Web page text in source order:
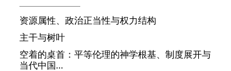
资源属性、政治正当性与权力结构
主干与树叶
空着的桌首：平等伦理的神学根基、制度展开与
当代中国...